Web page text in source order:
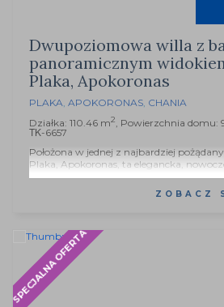
Dwupoziomowa willa z
panoramicznym
Plaka, Apokoronas
PLAKA, APOKORONAS, CHANIA
Działka: 110.46 m2, Powierzchnia domu:
ΤΚ-6657
Położona w jednej z najbardziej
Plaka, Apokoronas, ta elegancka,
ZOBACZ
SPECJALNA OFERTA